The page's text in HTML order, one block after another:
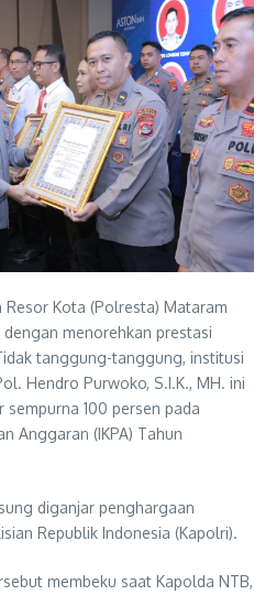
Resor Kota (Polresta) Mataram
menorehkan prestasi
tanggung-tanggung, institusi
Hendro Purwoko, S.I.K., MH. ini
100 persen pada
Anggaran (IKPA) Tahun
diganjar penghargaan
Republik Indonesia (Kapolri).
membeku saat Kapolda NTB,